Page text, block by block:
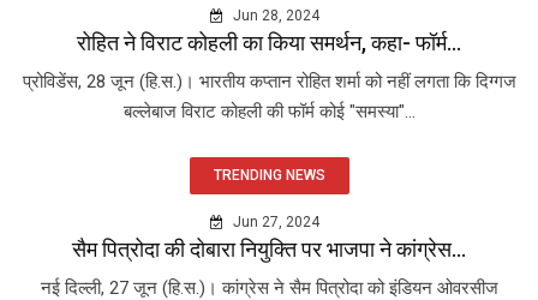
Jun 28, 2024
रोहित ने विराट कोहली का किया समर्थन, कहा- फॉर्म...
प्रोविडेंस, 28 जून (हि.स.)। भारतीय कप्तान रोहित शर्मा को नहीं लगता कि दिग्गज
बल्लेबाज विराट कोहली की फॉर्म कोई "समस्या"...
TRENDING NEWS
Jun 27, 2024
सैम पित्रोदा की दोबारा नियुक्ति पर भाजपा ने कांग्रेस...
नई दिल्ली, 27 जून (हि.स.)। कांग्रेस ने सैम पित्रोदा को इंडियन ओवरसीज